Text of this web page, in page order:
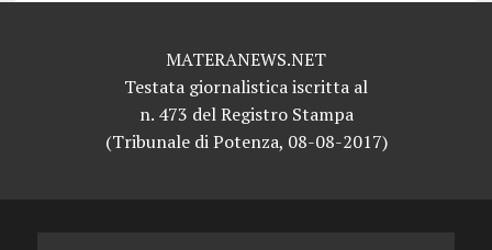
MATERANEWS.NET
Testata giornalistica iscritta al
n. 473 del Registro Stampa
(Tribunale di Potenza, 08-08-2017)